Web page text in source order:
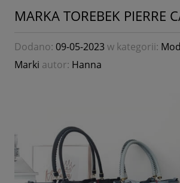
MARKA TOREBEK PIERRE
Dodano: 09-05-2023w kategorii:
Marki autor: Hanna